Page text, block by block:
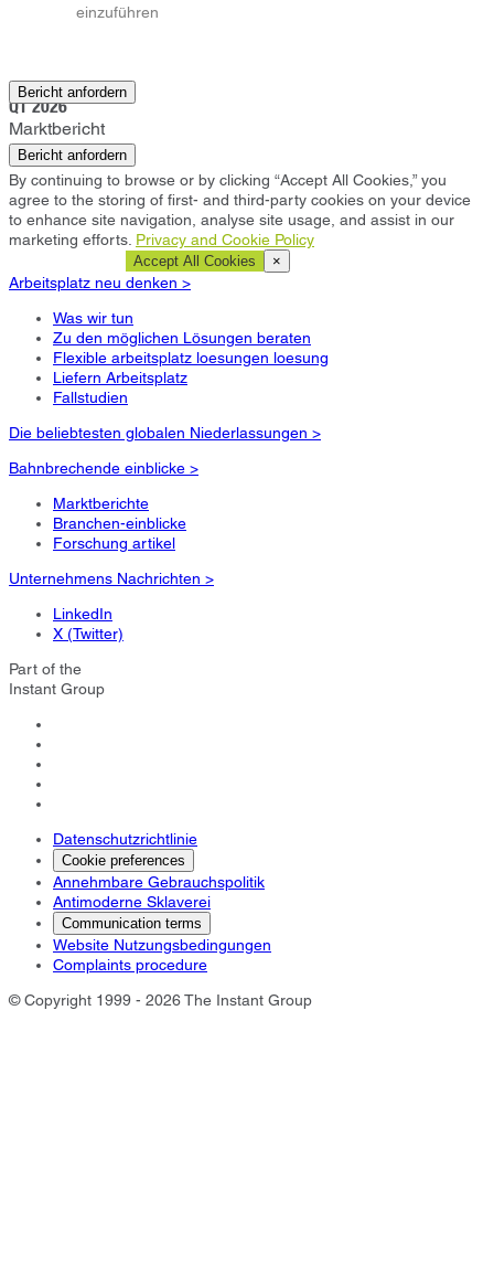
einzuführen
Bericht anfordern
Santa Monica
Q1 2026
Marktbericht
Bericht anfordern
By continuing to browse or by clicking “Accept All Cookies,” you
agree to the storing of first- and third-party cookies on your device
to enhance site navigation, analyse site usage, and assist in our
marketing efforts. Privacy and Cookie Policy
Accept All Cookies ×
Arbeitsplatz neu denken >
Was wir tun
Zu den möglichen Lösungen beraten
Flexible arbeitsplatz loesungen loesung
Liefern Arbeitsplatz
Fallstudien
Die beliebtesten globalen Niederlassungen >
Bahnbrechende einblicke >
Marktberichte
Branchen-einblicke
Forschung artikel
Unternehmens Nachrichten >
LinkedIn
X (Twitter)
Part of the
Instant Group
Datenschutzrichtlinie
Cookie preferences
Annehmbare Gebrauchspolitik
Antimoderne Sklaverei
Communication terms
Website Nutzungsbedingungen
Complaints procedure
© Copyright 1999 - 2026 The Instant Group